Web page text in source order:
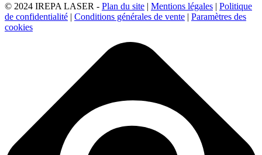
© 2024 IREPA LASER - Plan du site | Mentions légales | Politique
de confidentialité | Conditions générales de vente | Paramètres des
cookies